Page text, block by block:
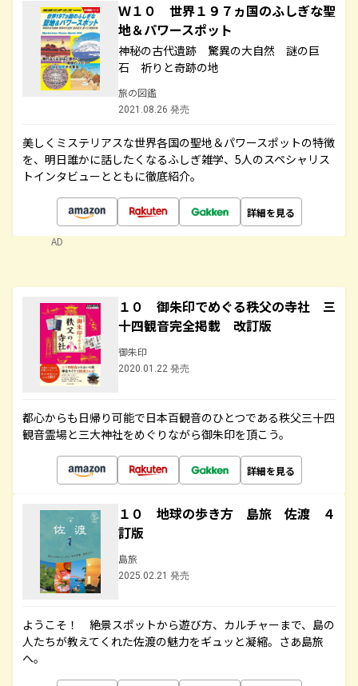
Ｗ１０ 世界１９７ヵ国のふしぎな聖
地＆パワースポット
神秘の古代遺跡 驚異の大自然 謎の巨
石 祈りと奇跡の地
旅の図鑑
2021.08.26 発売
美しくミステリアスな世界各国の聖地＆パワースポットの特徴
を、明日誰かに話したくなるふしぎ雑学、5人のスペシャリス
トインタビューとともに徹底紹介。
詳細を見る
AD
１０ 御朱印でめぐる秩父の寺社 三
十四観音完全掲載 改訂版
御朱印
2020.01.22 発売
都心からも日帰り可能で日本百観音のひとつである秩父三十四
観音霊場と三大神社をめぐりながら御朱印を頂こう。
詳細を見る
１０ 地球の歩き方 島旅 佐渡 ４
訂版
島旅
2025.02.21 発売
ようこそ！ 絶景スポットから遊び方、カルチャーまで、島の
人たちが教えてくれた佐渡の魅力をギュッと凝縮。さあ島旅
へ。